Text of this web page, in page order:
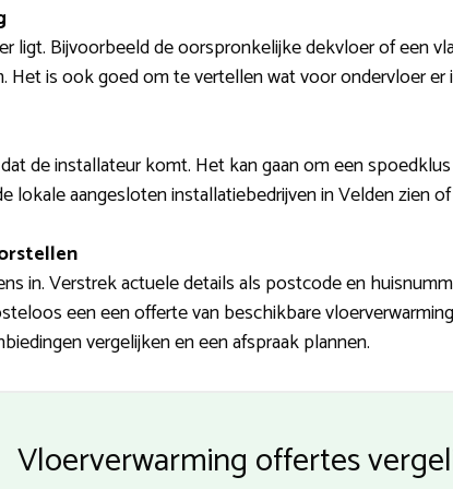
ligt. Bijvoorbeeld de oorspronkelijke dekvloer of een
Het is ook goed om te vertellen wat voor ondervloer
de installateur komt. Het kan gaan om een
lokale aangesloten installatiebedrijven in Velden zien
in. Verstrek actuele details als postcode en
een een offerte van beschikbare
vergelijken en een afspraak plannen.
Vloerverwarming offertes